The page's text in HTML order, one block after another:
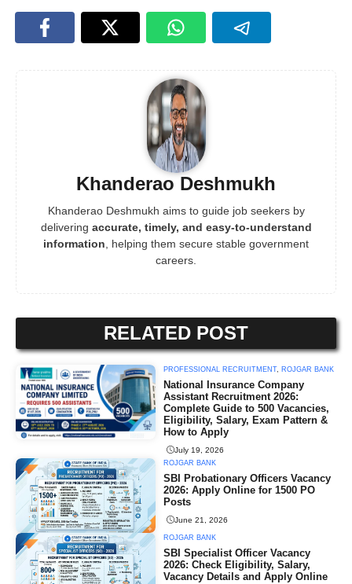
Khanderao Deshmukh
Khanderao Deshmukh aims to guide job seekers by
delivering accurate, timely, and easy-to-understand
information , helping them secure stable government
careers.
RELATED POST
PROFESSIONAL RECRUITMENT, ROJGAR BANK
National Insurance Company
Assistant Recruitment 2026:
Complete Guide to 500 Vacancies,
Eligibility, Salary, Exam Pattern &
How to Apply
July 19, 2026
ROJGAR BANK
SBI Probationary Officers Vacancy
2026: Apply Online for 1500 PO
Posts
June 21, 2026
ROJGAR BANK
SBI Specialist Officer Vacancy
2026: Check Eligibility, Salary,
Vacancy Details and Apply Online